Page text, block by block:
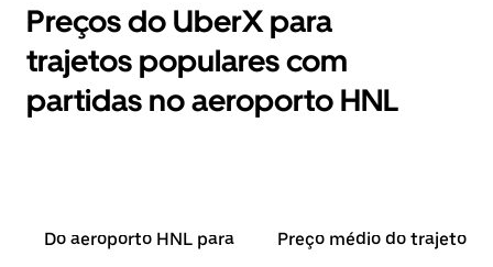
Preços do UberX para
trajetos populares com
partidas no aeroporto HNL
Do aeroporto HNL para Preço médio do trajeto*